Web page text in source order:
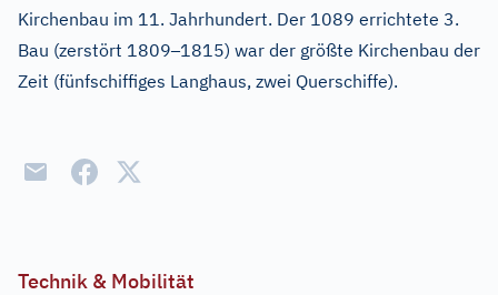
Kirchenbau im 11. Jahrhundert. Der 1089 errichtete 3.
Bau (zerstört 1809–1815) war der größte Kirchenbau der
Zeit (fünfschiffiges Langhaus, zwei Querschiffe).
Technik & Mobilität